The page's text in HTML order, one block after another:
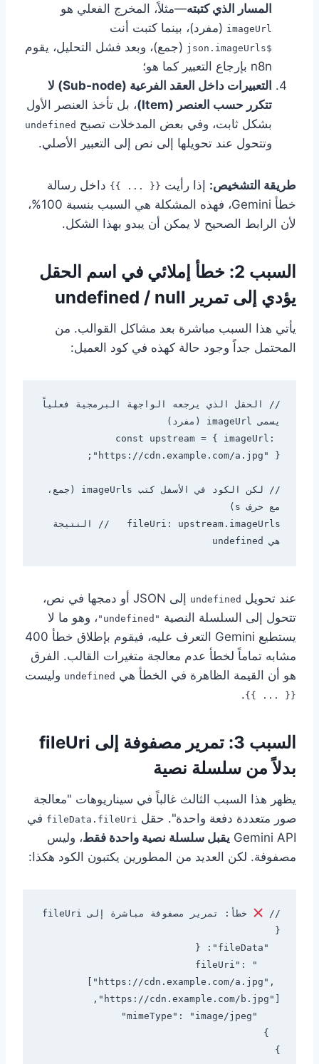
المسار الذي كتبته—مثلاً، المخرج الفعلي هو
imageUrl (مفرد)، بينما كتبت أنت
$json.imageUrls
(جمع)، وبعد فشل التحليل، يقوم
n8n بإرجاع التعبير كما هو؛
التعبيرات داخل العقد الفرعية (Sub-node) لا
تتكرر حسب العنصر (Item)
، بل تأخذ العنصر الأول
بشكل ثابت، وفي بعض المدخلات تصبح undefined
وتتحول عند تحويلها إلى نص إلى التعبير الأصلي.
طريقة التشخيص: إذا رأيت {{ ... }} داخل رسالة
خطأ Gemini، فهذه المشكلة هي السبب بنسبة 100%،
لأن الرابط الصحيح لا يمكن أن يبدو بهذا الشكل.
السبب 2: خطأ إملائي في اسم الحقل
يؤدي إلى تمرير undefined / null
يأتي هذا السبب مباشرة بعد مشاكل القوالب. من
المحتمل جداً وجود حالة كهذه في كود العميل:
const upstream = { imageUrl:
هي undefined
عند تحويل undefined
إلى JSON أو دمجها في نص،
تتحول إلى السلسلة النصية "undefined"
، وهو ما لا
يستطيع Gemini التعرف عليه، فيقوم بإطلاق خطأ 400
مشابه تماماً لخطأ عدم معالجة متغيرات القالب. الفرق
هو أن القيمة الظاهرة في الخطأ هي undefined وليست
{{ ... }}
.
السبب 3: تمرير مصفوفة إلى fileUri
بدلاً من سلسلة نصية
يظهر هذا السبب الثالث غالباً في سيناريوهات "معالجة
صور متعددة دفعة واحدة". حقل fileData.fileUri في
Gemini API يقبل سلسلة نصية واحدة فقط، وليس
مصفوفة. لكن العديد من المطورين يكتبون الكود هكذا:
//
    "fileUri":
["https://cdn.example.com/a.jpg",
}